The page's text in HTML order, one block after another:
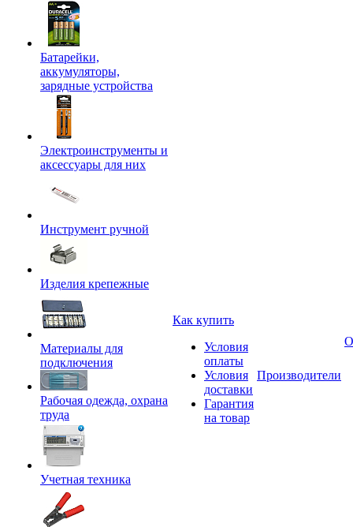
Батарейки,
аккумуляторы,
зарядные устройства
Электроинструменты и
аксессуары для них
Инструмент ручной
Изделия крепежные
Материалы для
подключения
Рабочая одежда, охрана
труда
Учетная техника
Как купить
Условия
оплаты
Условия
доставки
Гарантия
на товар
Производители